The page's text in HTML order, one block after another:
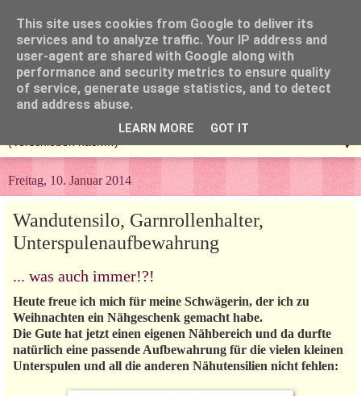
▼
Freitag, 10. Januar 2014
Wandutensilo, Garnrollenhalter,
Unterspulenaufbewahrung
... was auch immer!?!
Heute freue ich mich für meine Schwägerin, der ich zu
Weihnachten ein Nähgeschenk gemacht habe.
Die Gute hat jetzt einen eigenen Nähbereich und da durfte
natürlich eine passende Aufbewahrung für die vielen kleinen
Unterspulen und all die anderen Nähutensilien nicht fehlen:
This site uses cookies from Google to deliver its
services and to analyze traffic. Your IP address and
user-agent are shared with Google along with
performance and security metrics to ensure quality
of service, generate usage statistics, and to detect
and address abuse.
LEARN MORE GOT IT